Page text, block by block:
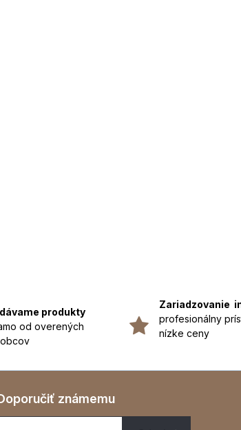
produkty
od overených
Zariadzovanie
profesionálny
nízke ceny
známemu